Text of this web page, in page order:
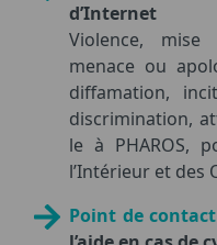
d’Internet
Violence,
menace ou
diffamation,
discrimination,
le à PHAROS,
l’Intérieur et des
Point de contact